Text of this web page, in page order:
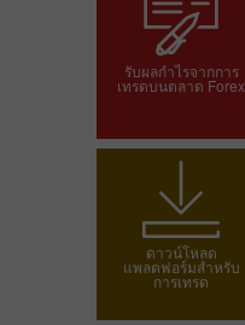
รับผลกำไรจากการ
เทรดบนตลาด Forex
ดาวน์โหลด
แพลตฟอร์มสำหรับ
การเทรด